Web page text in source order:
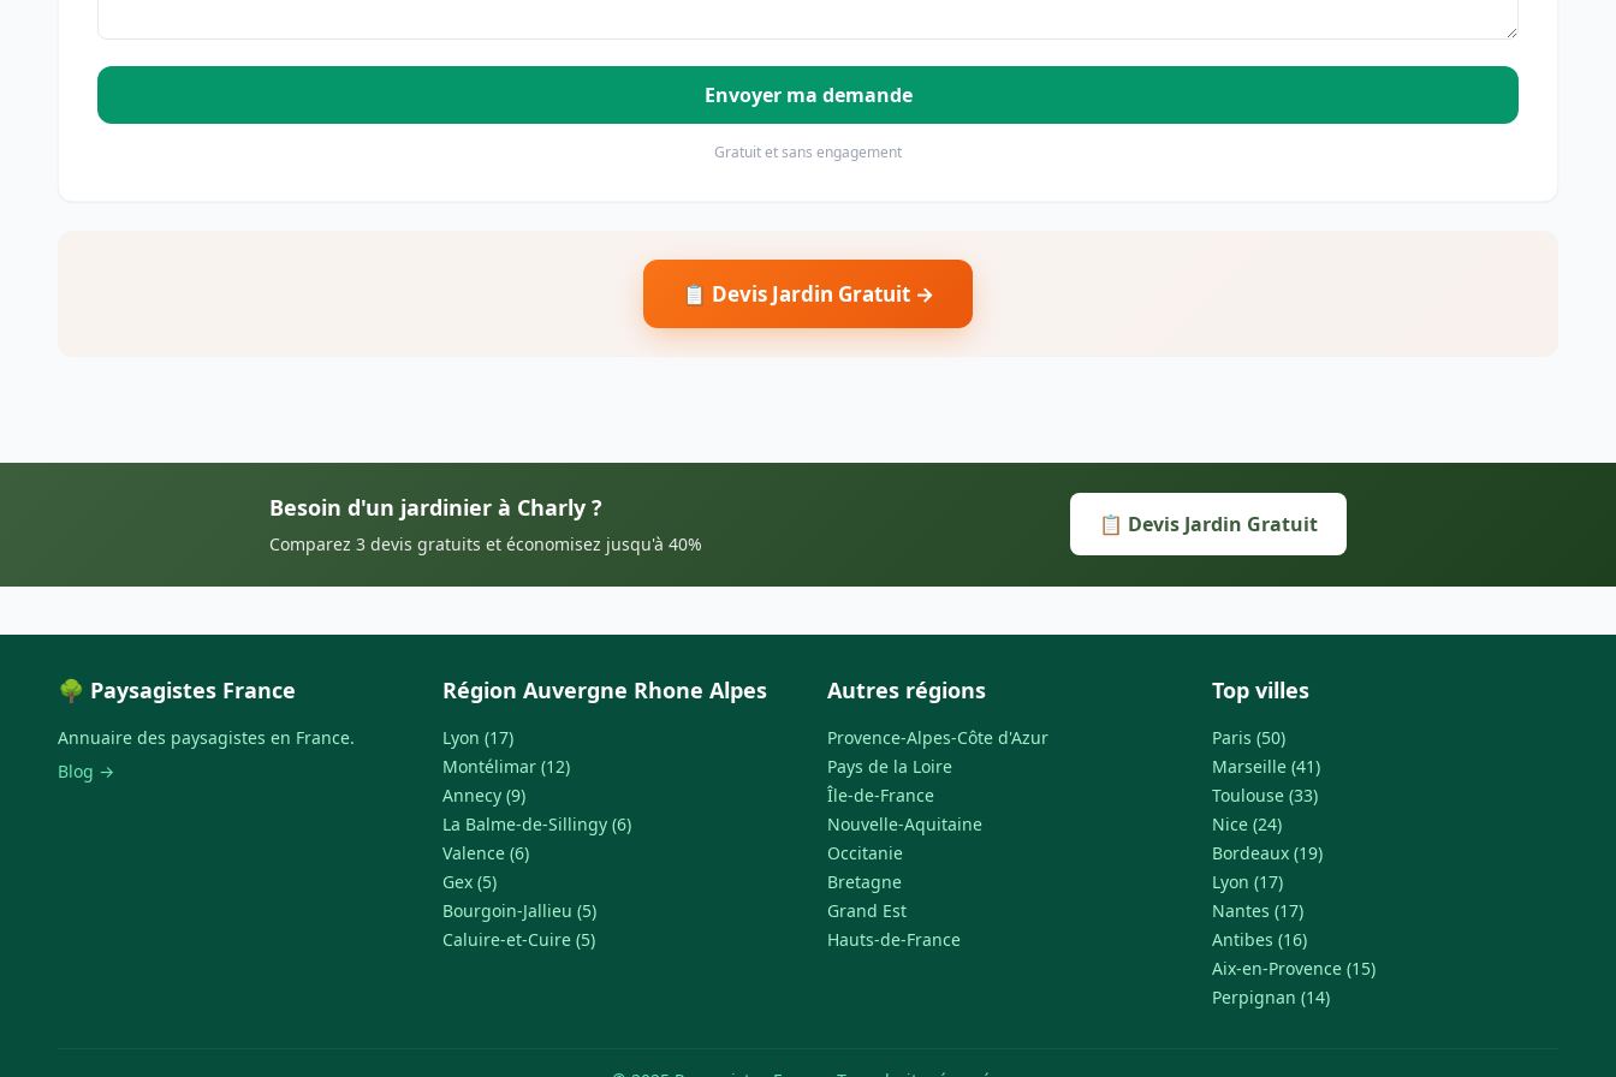
Envoyer ma demande
Gratuit et sans engagement
📋 Devis Jardin Gratuit →
Besoin d'un jardinier à Charly ?
Comparez 3 devis gratuits et économisez jusqu'à 40%
📋 Devis Jardin Gratuit
🌳 Paysagistes France
Annuaire des paysagistes en France.
Blog →
Région Auvergne Rhone Alpes
Lyon (17)
Montélimar (12)
Annecy (9)
La Balme-de-Sillingy (6)
Valence (6)
Gex (5)
Bourgoin-Jallieu (5)
Caluire-et-Cuire (5)
Autres régions
Provence-Alpes-Côte d'Azur
Pays de la Loire
Île-de-France
Nouvelle-Aquitaine
Occitanie
Bretagne
Grand Est
Hauts-de-France
Top villes
Paris (50)
Marseille (41)
Toulouse (33)
Nice (24)
Bordeaux (19)
Lyon (17)
Nantes (17)
Antibes (16)
Aix-en-Provence (15)
Perpignan (14)